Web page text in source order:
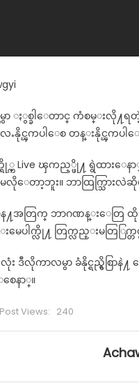
မွာ ႏွစ္ခါေတာင္ ကံစမ္းလို႔
လႉနိုင္ၾကပါေစ တန္းနိုင္ၾကပါ
က္ Live ၾကည့္ဖို႔ ရွဲထားေန
မလိုေတာ့ဘူး။ ဘာထြက္သြားလဲ
႔အတြက္ ဘာဂဏန္းေတြ ထိုး
မေပါက္လို႔ တြက္လည္းမတြြ
လုံး ဒီလိုကာလမွာ ခံနိုင္ရည္ရွိစြာ
ေနာ္။
Post Views: 240